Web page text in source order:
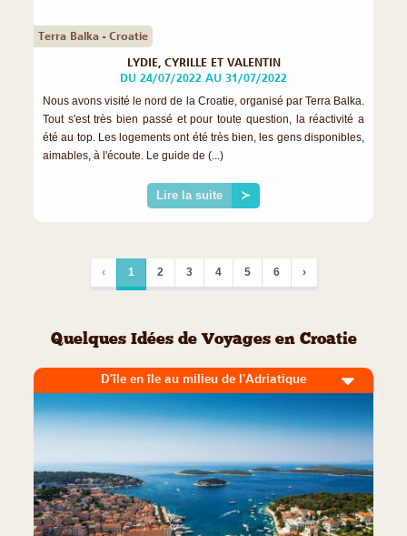
Terra Balka - Croatie
LYDIE, CYRILLE ET VALENTIN
DU 24/07/2022 AU 31/07/2022
Nous avons visité le nord de la Croatie, organisé par Terra Balka.
Tout s'est très bien passé et pour toute question, la réactivité a
été au top. Les logements ont été très bien, les gens disponibles,
aimables, à l'écoute. Le guide de (...)
Lire la suite ≻
‹ 1 2 3 4 5 6 ›
Quelques Idées de Voyages en Croatie
D'île en île au milieu de l'Adriatique